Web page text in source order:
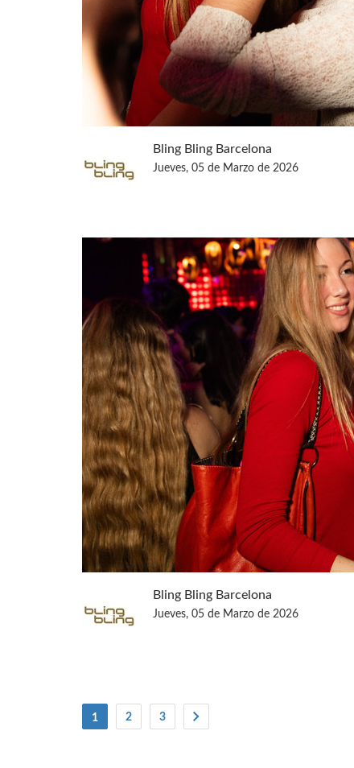
Bling Bling Barcelona
Jueves, 05 de Marzo de 2026
Bling Bling Barcelona
Jueves, 05 de Marzo de 2026
1 (current)
2 3